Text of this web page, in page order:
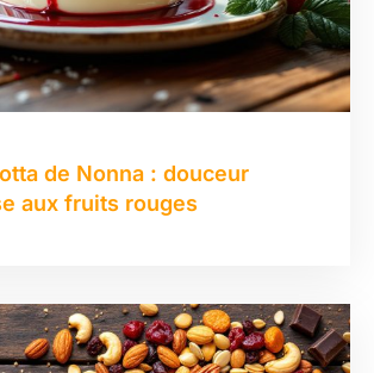
de Nonna : douceur
aux fruits rouges